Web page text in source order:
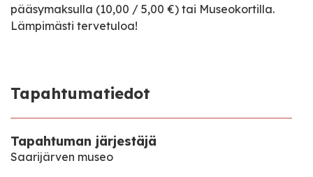
pääsymaksulla (10,00 / 5,00 €) tai Museokortilla.
Lämpimästi tervetuloa!
Tapahtumatiedot
Tapahtuman järjestäjä
Saarijärven museo